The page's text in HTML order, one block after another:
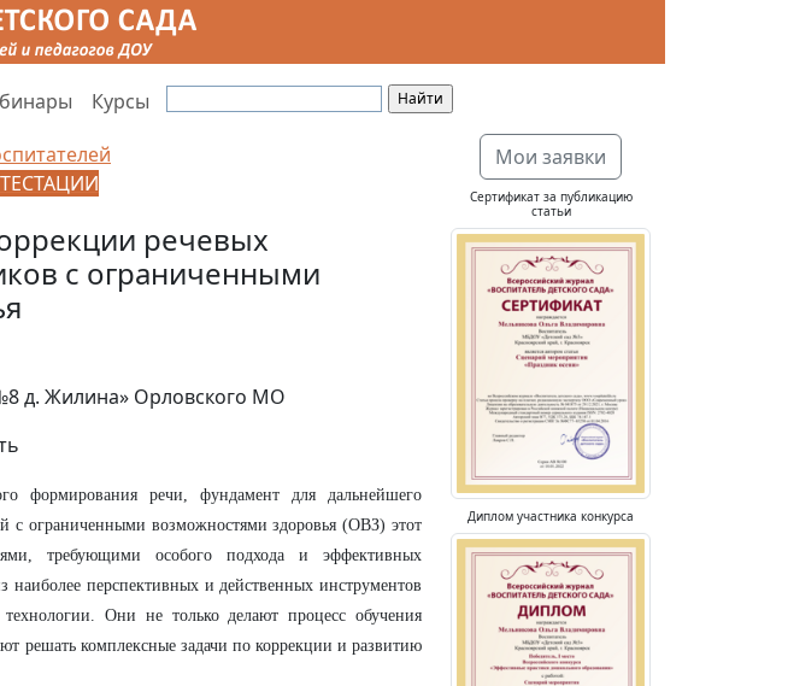
Курсы
речевых
с ограниченными
д. Жилина» Орловского МО
формирования речи, фундамент для дальнейшего
с ограниченными возможностями здоровья (ОВЗ) этот
требующими особого подхода и эффективных
перспективных и действенных инструментов
Они не только делают процесс обучения
решать комплексные задачи по коррекции и развитию
Мои заявки
Сертификат за публикацию
статьи
Диплом участника конкурса